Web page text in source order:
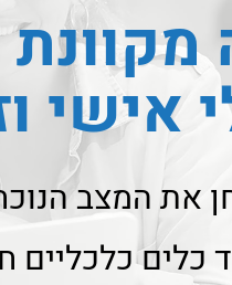
אישי
את המצב
כלים כלכליים